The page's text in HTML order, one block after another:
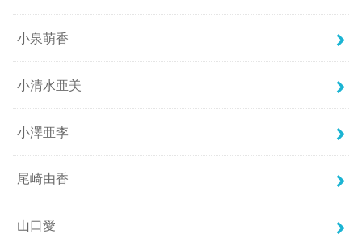
小泉萌香
小清水亜美
小澤亜李
尾崎由香
山口愛